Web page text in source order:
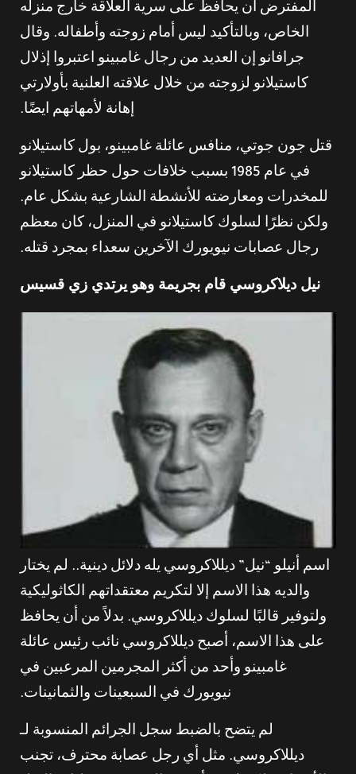
المفترض أن يحافظ على سرية العلاقة خارج منزله
الخاص، وبالتأكيد ليس أمام زوجته وأطفاله. وقال
جرافانو إن العديد من رجال غامبينو اعتبروا إذلال
كاستيلانو لزوجته من خلال علاقته العلنية بأولارتي
إهانة لأمهاتهم ايضًا.
قتل جون جوتي، منافس عائلة غامبينو، بول كاستيلانو
في عام 1985 بسبب خلافات حول حظر كاستيلانو
للمخدرات ومعارضته للأنشطة الشارعية بشكل عام.
ولكن نظرًا لسلوك كاستيلانو في المنزل، كان معظم
رجال عصابات نيويورك الآخرين سعداء بمجرد قتله.
نيل ديلاكروسي قام بجريمة وهو يرتدي زي قسيس
اسم أنيلو “نيل” ديللاكروسي يله دلائل دينية.. لم يختار
والديه هذا الاسم إلا لتكريم معتقداتهم الكاثوليكية
ولتوفير قالبًا لسلوك ديللاكروسي. بدلاً من أن يحافظ
على هذا الاسم، أصبح ديللاكروسي نائب رئيس عائلة
غامبينو وأحد من أكثر المجرمين المرعبين في
نيويورك في السبعينات والثمانينات.
لم يتضح بالضبط سجل الجرائم المنسوبة لـ
ديللاكروسي. مثل أي رجل عصابة محترف، تجنب